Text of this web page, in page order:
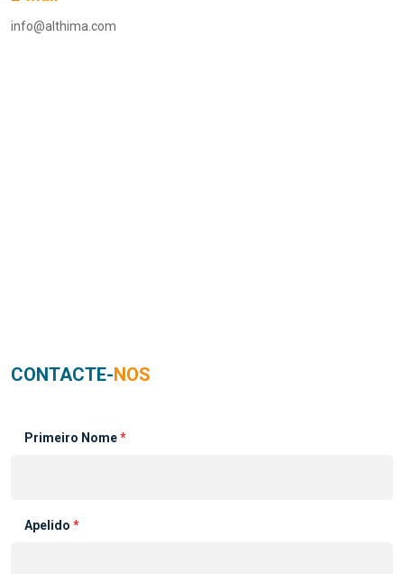
info@althima.com
CONTACTE-NOS
Primeiro Nome*
Apelido *